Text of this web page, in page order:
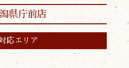
県庁前店
応エリア